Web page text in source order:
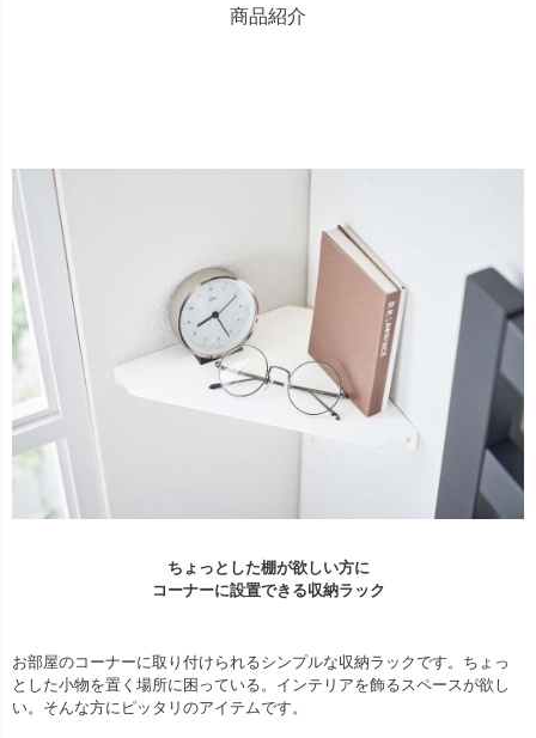
商品紹介
ちょっとした棚が欲しい方に
コーナーに設置できる収納ラック
お部屋のコーナーに取り付けられるシンプルな収納ラックです。ちょっ
とした小物を置く場所に困っている。インテリアを飾るスペースが欲し
い。そんな方にピッタリのアイテムです。